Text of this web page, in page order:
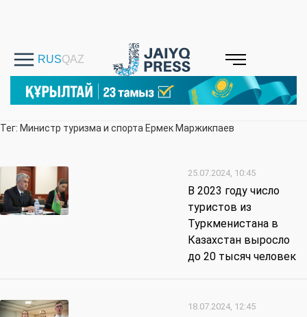
Тег: Министр туризма и спорта Ермек Маржикпаев
25.07.2024, 10:45
В 2023 году число
туристов из
Туркменистана в
Казахстан выросло
до 20 тысяч человек
18.07.2024, 12:45